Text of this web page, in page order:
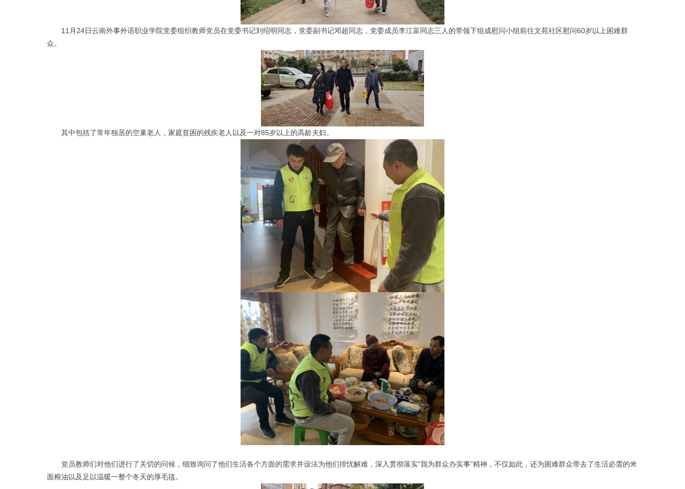
11月24日云南外事外语职业学院党委组织教师党员在党委书记刘绍明同志，党委副书记邓超同志，党委成员李江富同志三人的带领下组成慰问小组前往文苑社区慰问60岁以上困难群
众。
其中包括了常年独居的空巢老人，家庭贫困的残疾老人以及一对85岁以上的高龄夫妇。
党员教师们对他们进行了关切的问候，细致询问了他们生活各个方面的需求并设法为他们排忧解难，深入贯彻落实“我为群众办实事”精神，不仅如此，还为困难群众带去了生活必需的米
面粮油以及足以温暖一整个冬天的厚毛毯。